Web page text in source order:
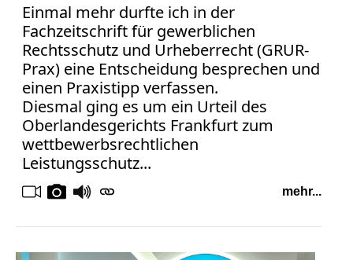
Einmal mehr durfte ich in der
Fachzeitschrift für gewerblichen
Rechtsschutz und Urheberrecht (GRUR-
Prax) eine Entscheidung besprechen und
einen Praxistipp verfassen.
Diesmal ging es um ein Urteil des
Oberlandesgerichts Frankfurt zum
wettbewerbsrechtlichen
Leistungsschutz...
mehr...